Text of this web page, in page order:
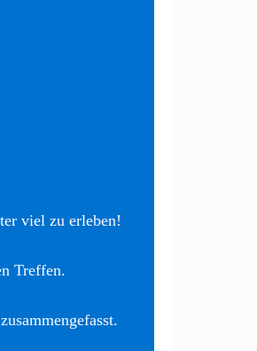
viel zu erleben!
Treffen.